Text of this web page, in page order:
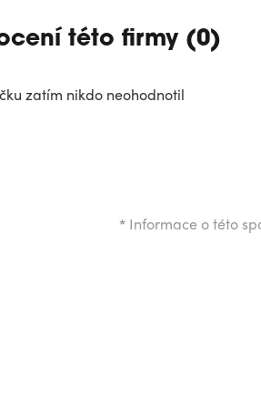
této firmy (0)
zatím nikdo neohodnotil
* Informace o této